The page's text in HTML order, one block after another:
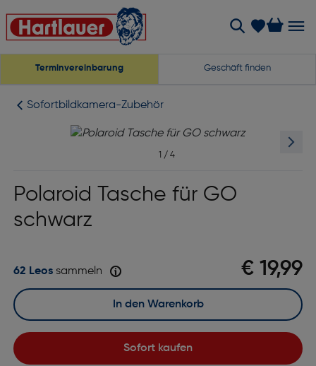
Terminvereinbarung Geschäft finden
Sofortbildkamera-Zubehör
1 / 4
Polaroid Tasche für GO
schwarz
€ 19,99
62 Leossammeln
Sofort kaufen
In den Warenkorb